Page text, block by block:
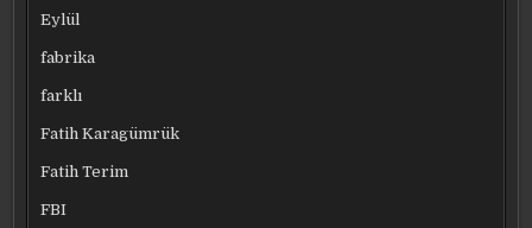
Eylül
fabrika
farklı
Fatih Karagümrük
Fatih Terim
FBI